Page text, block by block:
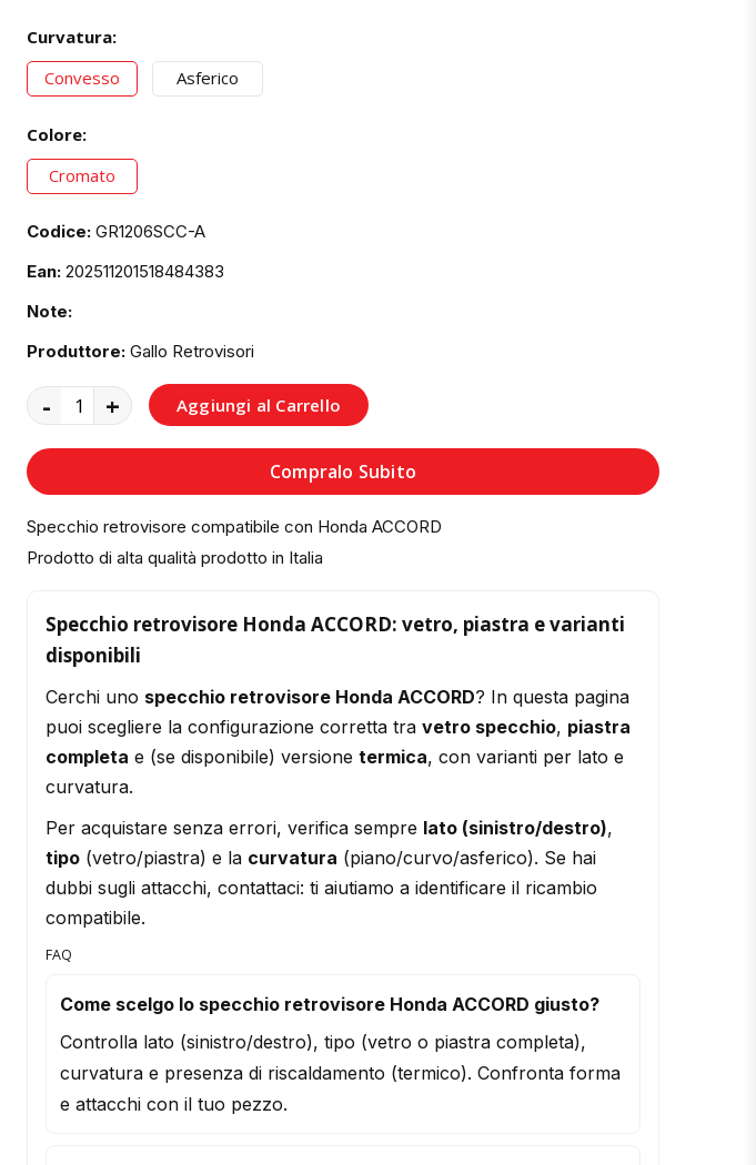
Curvatura:
Convesso
Asferico
Colore:
Cromato
Codice: GR1206SCC-A
Ean: 202511201518484383
Note:
Produttore: Gallo Retrovisori
- + Aggiungi al Carrello
Compralo Subito
Specchio retrovisore compatibile con Honda ACCORD
Prodotto di alta qualità prodotto in Italia
Specchio retrovisore Honda ACCORD: vetro, piastra e varianti
disponibili
Cerchi uno specchio retrovisore Honda ACCORD? In questa pagina
puoi scegliere la configurazione corretta tra vetro specchio, piastra
completa e (se disponibile) versione termica, con varianti per lato e
curvatura.
Per acquistare senza errori, verifica sempre lato (sinistro/destro),
tipo (vetro/piastra) e la curvatura (piano/curvo/asferico). Se hai
dubbi sugli attacchi, contattaci: ti aiutiamo a identificare il ricambio
compatibile.
FAQ
Come scelgo lo specchio retrovisore Honda ACCORD giusto?
Controlla lato (sinistro/destro), tipo (vetro o piastra completa),
curvatura e presenza di riscaldamento (termico). Confronta forma
e attacchi con il tuo pezzo.